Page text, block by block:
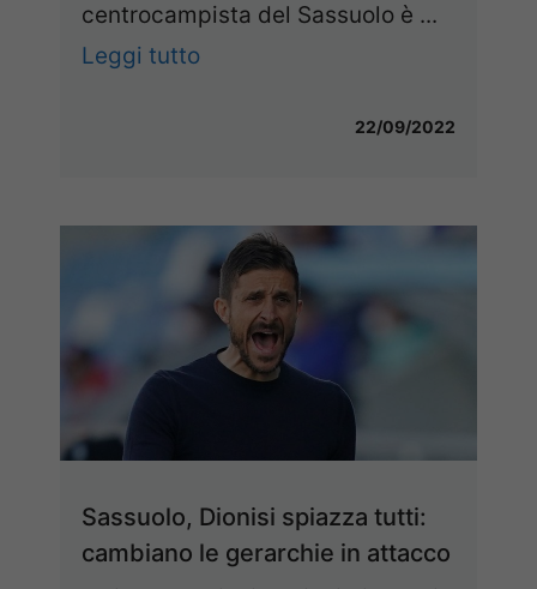
centrocampista del Sassuolo è ...
Leggi tutto
22/09/2022
Sassuolo, Dionisi spiazza tutti:
cambiano le gerarchie in attacco